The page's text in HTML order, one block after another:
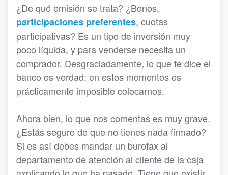
¿De qué emisión se trata? ¿Bonos,
participaciones preferentes, cuotas
participativas? Es un tipo de inversión muy
poco líquida, y para venderse necesita un
comprador. Desgraciadamente, lo que te dice el
banco es verdad: en estos momentos es
prácticamente imposible colocarnos.
Ahora bien, lo que nos comentas es muy grave.
¿Estás seguro de que no tienes nada firmado?
Si es así debes mandar un burofax al
departamento de atención al cliente de la caja